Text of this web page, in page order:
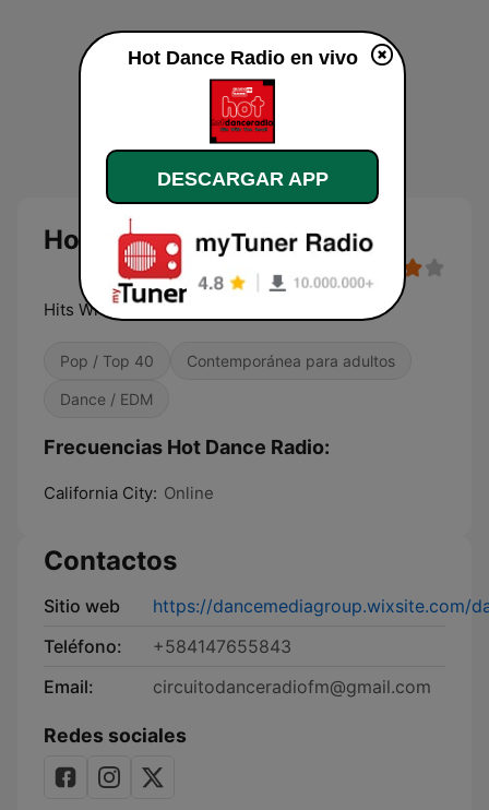
Hot Dance Radio
Hits With The Beat!
Pop / Top 40 Contemporánea para adultos
Dance / EDM
Frecuencias Hot Dance Radio:
California City: Online
Contactos
Sitio web
https://dancemediagroup.wixsite.com/
Teléfono:
+584147655843
Email:
circuitodanceradiofm@gmail.com
Redes sociales
Hot Dance Radio en vivo
DESCARGAR APP